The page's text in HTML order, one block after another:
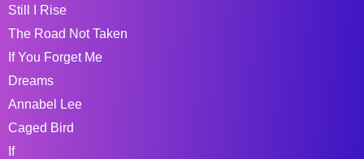
Still I Rise
The Road Not Taken
If You Forget Me
Dreams
Annabel Lee
Caged Bird
If